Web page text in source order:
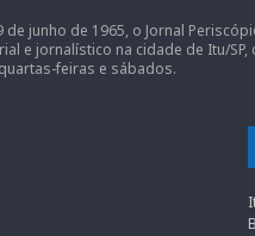
de junho de 1965, o Jornal
e jornalístico na cidade de Itu/SP,
feiras e sábados.